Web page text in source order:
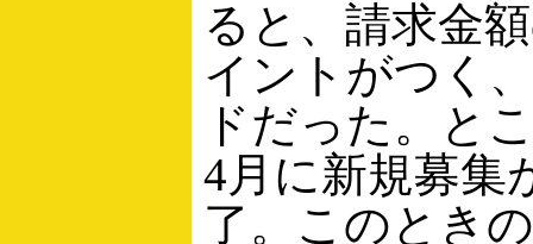
ると、請求金
イントがつく
ドだった。と
4月に新規募集
了。このとき